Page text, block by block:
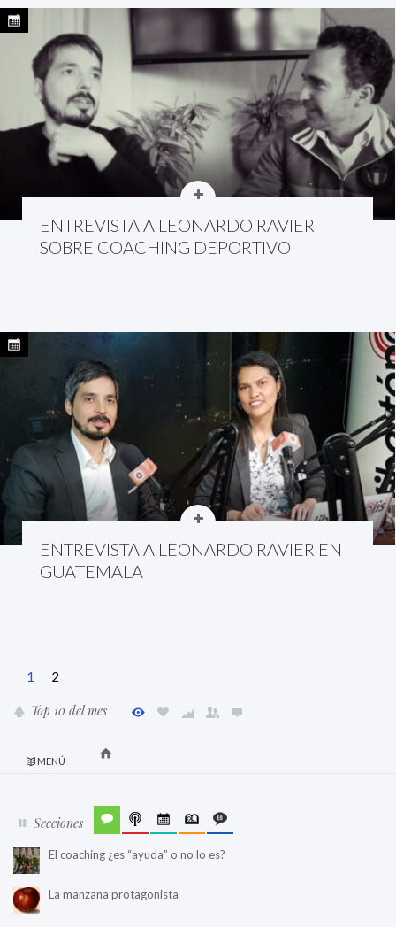
ENTREVISTA A LEONARDO RAVIER
SOBRE COACHING DEPORTIVO
ENTREVISTA A LEONARDO RAVIER EN
GUATEMALA
1 2
Top 10 del mes
MENÚ
Secciones
El coaching ¿es “ayuda” o no lo es?
La manzana protagonista